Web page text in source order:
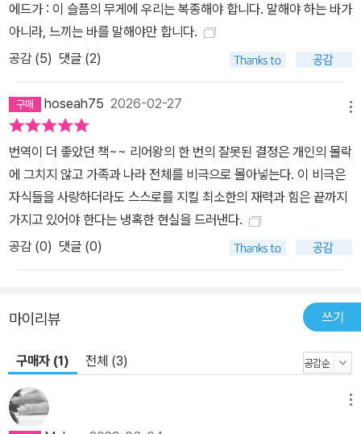
에드가 : 이 슬픔의 무게에 우리는 복종해야 합니다. 말해야 하는 바가
아니라, 느끼는 바를 말해야만 합니다.
공감 (5) 댓글 (2)
hoseah75 2026-02-27
번역이 더 좋았던 책~~ 리어왕의 한 번의 잘못된 결정은 개인의 몰락
에 그치지 않고 가족과 나라 전체를 비극으로 몰아넣는다. 이 비극은
자식들을 사랑하더라도 스스로를 지킬 최소한의 재력과 힘은 끝까지
가지고 있어야 한다는 냉혹한 현실을 드러낸다.
공감 (0) 댓글 (0)
마이리뷰 쓰기
구매자 (1) 전체 (3)